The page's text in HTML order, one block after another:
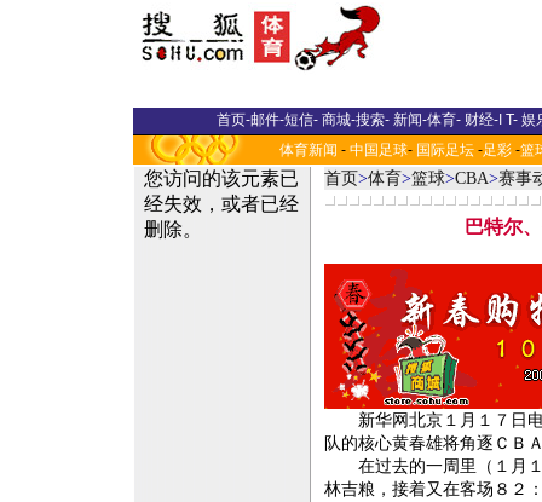
首页-邮件-短信- 商城-搜索- 新闻-体育- 财经-I T- 娱
体育新闻 - 中国足球- 国际足坛 -足彩 -篮
首页>体育>篮球>CBA>赛事
巴特尔
新华网北京１月１７日电
队的核心黄春雄将角逐ＣＢ
在过去的一周里（１月１
林吉粮，接着又在客场８２